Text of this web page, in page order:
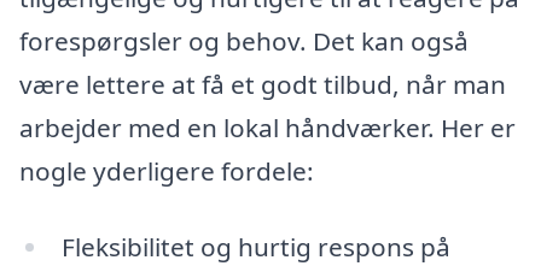
forespørgsler og behov. Det kan også
være lettere at få et godt tilbud, når man
arbejder med en lokal håndværker. Her er
nogle yderligere fordele:
Fleksibilitet og hurtig respons på